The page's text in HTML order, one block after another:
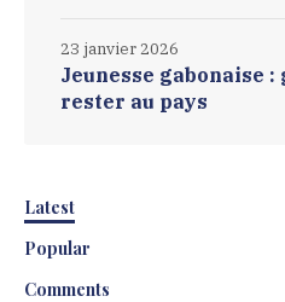
Jeunesse gabonaise
rester au pays
23 janvier 2026
Latest
Popular
Comments